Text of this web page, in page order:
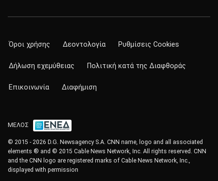
Όροι χρήσης Δεοντολογία Ρυθμίσεις Cookies
Δήλωση εχεμύθειας Πολιτική κατά της Διαφθοράς
Επικοινωνία Διαφήμιση
ΜΕΛΟΣ
© 2015 - 2026 D.G. Newsagency S.A. CNN name, logo and all associated
elements ® and © 2015 Cable News Network, Inc. All rights reserved. CNN
and the CNN logo are registered marks of Cable News Network, Inc.,
displayed with permission